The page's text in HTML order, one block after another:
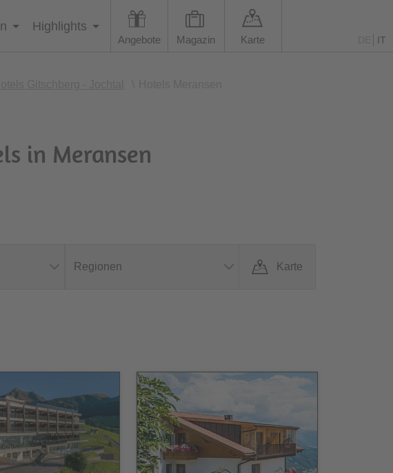
Highlights
Angebote Magazin Karte IT
in Meransen
Regionen Karte